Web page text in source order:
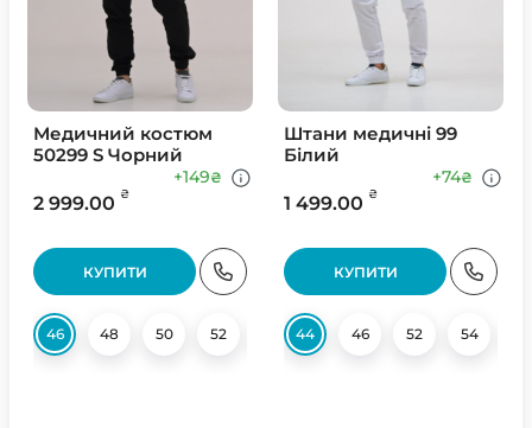
Медичний костюм
50299 S Чорний
2 999.00 ₴
+149₴
КУПИТИ
46 48 50 52 56
Штани медичні 99
Білий
1 499.00 ₴
+74₴
КУПИТИ
44 46 52 54